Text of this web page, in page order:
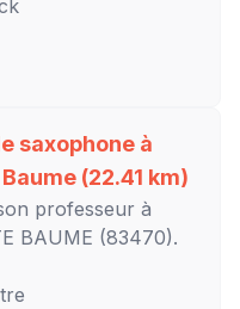
saxophone à
(22.41 km)
professeur à
BAUME (83470).